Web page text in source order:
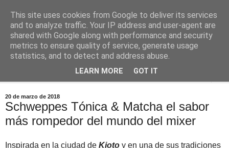
Comoju
La Cocina del Día a Día y el día a día de la Gastronomía
20 de marzo de 2018
Schweppes Tónica & Matcha el sabor
más rompedor del mundo del mixer
Inspirada en la ciudad de Kioto y en una de sus tradiciones
This site uses cookies from Google to deliver its services
and to analyze traffic. Your IP address and user-agent are
shared with Google along with performance and security
metrics to ensure quality of service, generate usage
statistics, and to detect and address abuse.
LEARN MORE GOT IT